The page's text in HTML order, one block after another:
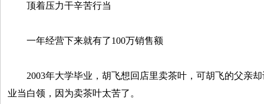
顶着压力干辛苦行当
一年经营下来就有了100万销售额
2003年大学毕业，胡飞想回店里卖茶叶，可胡飞的父亲却
业当白领，因为卖茶叶太苦了。